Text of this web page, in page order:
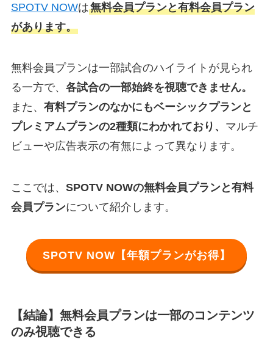
SPOTV NOWは無料会員プランと有料会員プラン
があります。
無料会員プランは一部試合のハイライトが見られ
る一方で、 各試合の一部始終を視聴できません。
また、 有料プランのなかにもベーシックプランと
プレミアムプランの2種類にわかれており、 マルチ
ビューや広告表示の有無によって異なります。
ここでは、 SPOTV NOWの無料会員プランと有料
会員プランについて紹介します。
SPOTV NOW【年額プランがお得】
【結論】無料会員プランは一部のコンテンツ
のみ視聴できる